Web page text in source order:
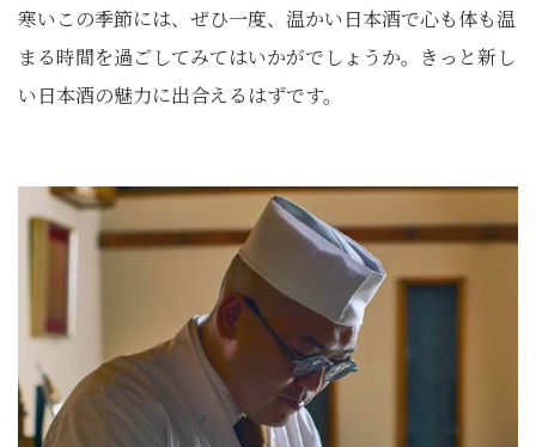
寒いこの季節には、ぜひ一度、温かい日本酒で心も体も温
まる時間を過ごしてみてはいかがでしょうか。きっと新し
い日本酒の魅力に出合えるはずです。